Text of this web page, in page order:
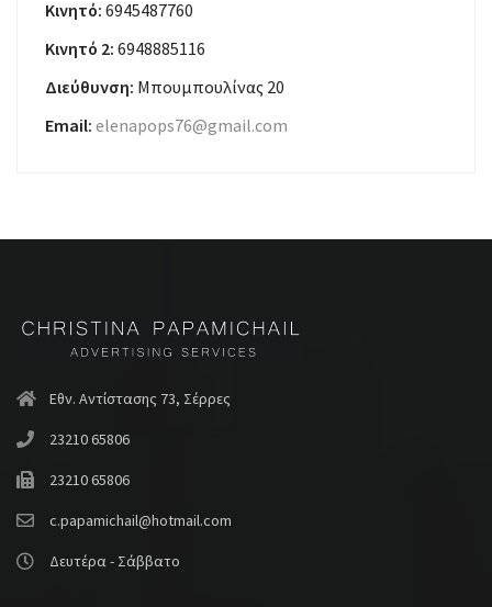
Κινητό: 6945487760
Κινητό 2: 6948885116
Διεύθυνση: Μπουμπουλίνας 20
Email: elenapops76@gmail.com
Εθν. Αντίστασης 73, Σέρρες
23210 65806
23210 65806
c.papamichail@hotmail.com
Δευτέρα - Σάββατο